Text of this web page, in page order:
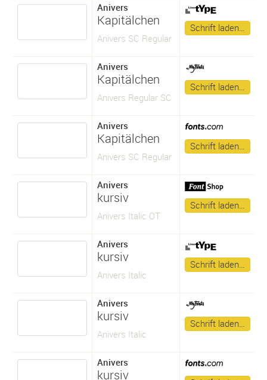
Anivers
Kapitälchen
Anivers SC Regular
Schrift laden…
Anivers
Kapitälchen
Anivers Regular SC
Schrift laden…
Anivers
Kapitälchen
Anivers SC Regular
Schrift laden…
Anivers
kursiv
Anivers Italic OT
Schrift laden…
Anivers
kursiv
Anivers Italic
Schrift laden…
Anivers
kursiv
Anivers Italic
Schrift laden…
Anivers
kursiv